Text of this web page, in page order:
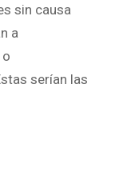
sin causa
a
serían las